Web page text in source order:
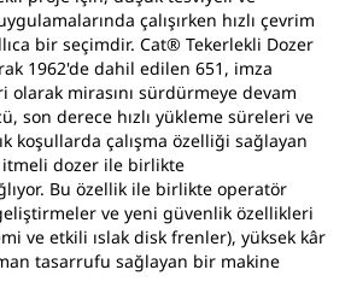
çalışırken hızlı çevrim
bir seçimdir. Cat® Tekerlekli Dozer
1962'de dahil edilen 651, imza
mirasını sürdürmeye devam
son derece hızlı yükleme süreleri ve
koşullarda çalışma özelliği sağlayan
itmeli dozer ile birlikte
Bu özellik ile birlikte operatör
ve yeni güvenlik özellikleri
ve etkili ıslak disk frenler), yüksek kâr
tasarrufu sağlayan bir makine